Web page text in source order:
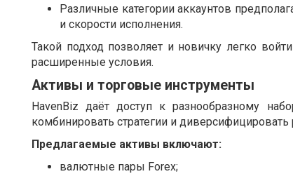
Различные категории аккаунтов
и скорости исполнения.
Такой подход позволяет и новичку легко
расширенные условия.
Активы и торговые инструменты
HavenBiz даёт доступ к разнообразному
комбинировать стратегии и диверсифицировать
Предлагаемые активы включают:
валютные пары Forex;